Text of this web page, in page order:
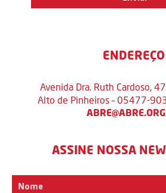
ENDEREÇO
Avenida Dra. Ruth Cardoso,
Alto de Pinheiros – 05477-903
ASSINE NOSSA